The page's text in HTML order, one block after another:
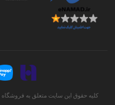
کلیه حقوق این سایت متعلق به فروشگاه